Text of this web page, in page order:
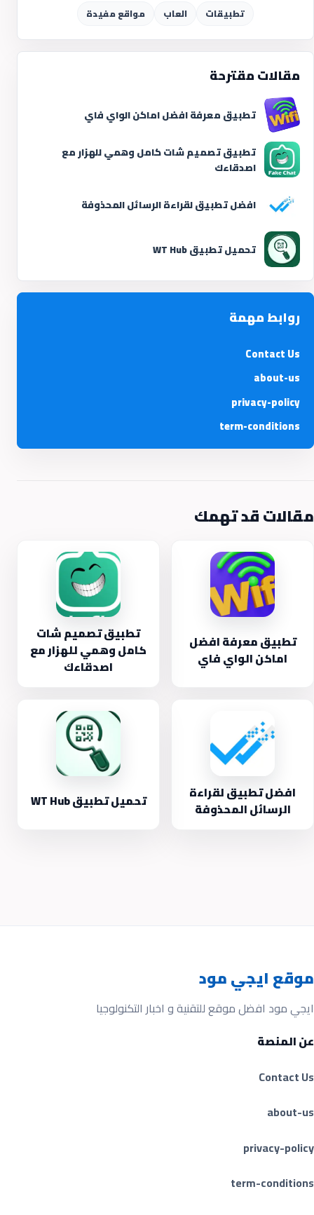
تطبيقات العاب مواقع مفيدة
مقالات مقترحة
تطبيق معرفة افضل اماكن الواي فاي
تطبيق تصميم شات كامل وهمي للهزار مع
اصدقاءك
افضل تطبيق لقراءة الرسائل المحذوفة
تحميل تطبيق WT Hub
روابط مهمة
Contact Us
about-us
privacy-policy
term-conditions
مقالات قد تهمك
تطبيق معرفة افضل
اماكن الواي فاي
تطبيق تصميم شات
كامل وهمي للهزار مع
اصدقاءك
افضل تطبيق لقراءة
الرسائل المحذوفة
تحميل تطبيق WT Hub
موقع ايجي مود
ايجي مود افضل موقع للتقنية و اخبار التكنولوجيا
عن المنصة
Contact Us
about-us
privacy-policy
term-conditions